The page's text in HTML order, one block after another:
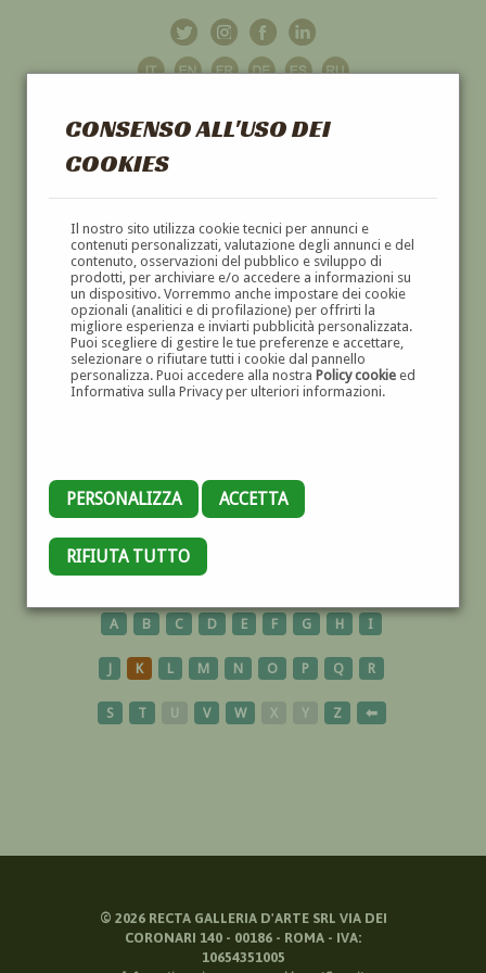
CONSENSO ALL'USO DEI
COOKIES
Il nostro sito utilizza cookie tecnici per annunci e
contenuti personalizzati, valutazione degli annunci e del
contenuto, osservazioni del pubblico e sviluppo di
prodotti, per archiviare e/o accedere a informazioni su
un dispositivo. Vorremmo anche impostare dei cookie
opzionali (analitici e di profilazione) per offrirti la
migliore esperienza e inviarti pubblicità personalizzata.
Puoi scegliere di gestire le tue preferenze e accettare,
selezionare o rifiutare tutti i cookie dal pannello
personalizza. Puoi accedere alla nostra Policy cookieed
Informativa sulla Privacy per ulteriori informazioni.
PERSONALIZZA ACCETTA
RIFIUTA TUTTO
GALLERIAD'ARTE
DIPINTI E SCULTURE '800 E '900
GIOCO
A B C D E F G H I
J K L M N O P Q R
S T U V W X Y Z ⬅
© 2026RECTA GALLERIA D'ARTE SRL VIA DEI
CORONARI 140 - 00186 - ROMA - IVA:
10654351005